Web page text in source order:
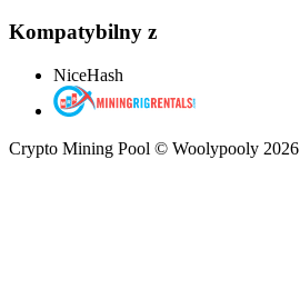
Kompatybilny z
NiceHash
Crypto Mining Pool © Woolypooly 2026